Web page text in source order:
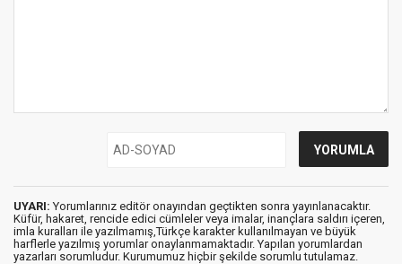
UYARI: Yorumlarınız editör onayından geçtikten sonra yayınlanacaktır.
Küfür, hakaret, rencide edici cümleler veya imalar, inançlara saldırı içeren,
imla kuralları ile yazılmamış,Türkçe karakter kullanılmayan ve büyük
harflerle yazılmış yorumlar onaylanmamaktadır. Yapılan yorumlardan
yazarları sorumludur. Kurumumuz hiçbir şekilde sorumlu tutulamaz.